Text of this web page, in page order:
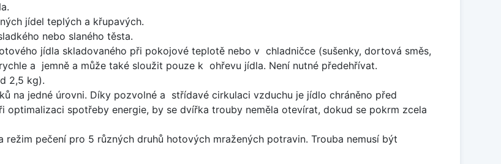
jídel teplých a křupavých.
nebo slaného těsta.
jídla skladovaného při pokojové teplotě nebo v chladničce (sušenky, dortová směs,
a jemně a může také sloužit pouze k ohřevu jídla. Není nutné předehřívat.
2,5 kg).
na jedné úrovni. Díky pozvolné a střídavé cirkulaci vzduchu je jídlo chráněno před
optimalizaci spotřeby energie, by se dvířka trouby neměla otevírat, dokud se pokrm zcela
pečení pro 5 různých druhů hotových mražených potravin. Trouba nemusí být